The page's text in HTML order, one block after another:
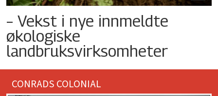
– Vekst i nye innmeldte
økologiske
landbruksvirksomheter
CONRADS COLONIAL